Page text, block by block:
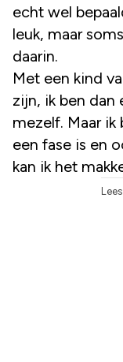
echt wel
leuk, maar
daarin.
Met een kind
zijn, ik ben dan
mezelf. Maar
een fase is en
kan ik het